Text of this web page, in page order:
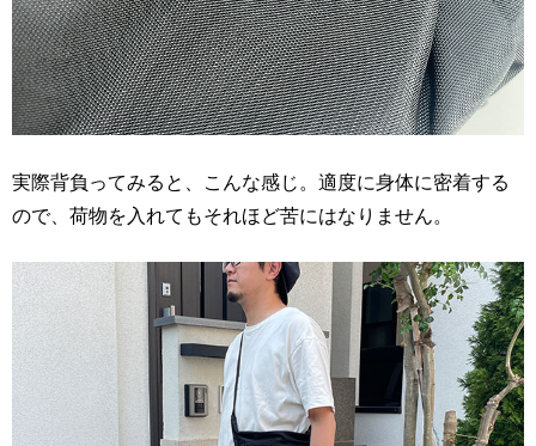
実際背負ってみると、こんな感じ。適度に身体に密着する
ので、荷物を入れてもそれほど苦にはなりません。